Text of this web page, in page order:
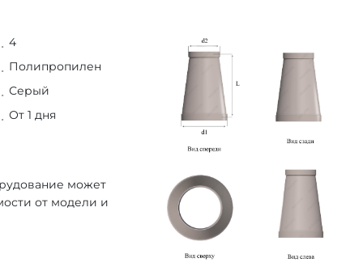
4
Полипропилен
Серый
От 1 дня
может
от модели и